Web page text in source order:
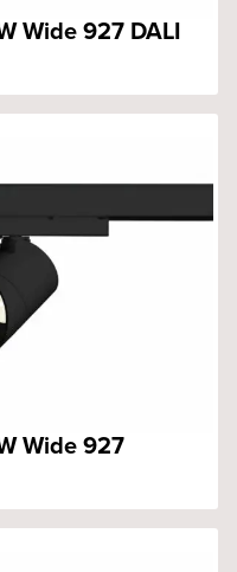
Wide 927 DALI
Wide 927